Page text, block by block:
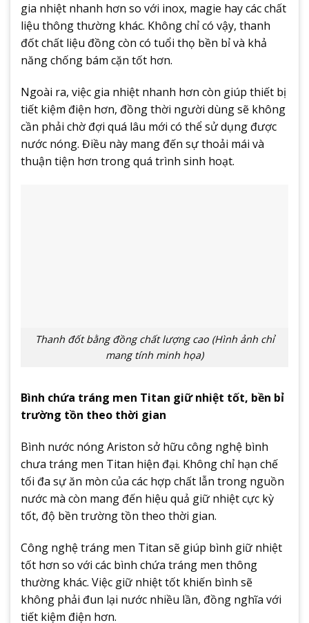
gia nhiệt nhanh hơn so với inox, magie hay các chất
liệu thông thường khác. Không chỉ có vậy, thanh
đốt chất liệu đồng còn có tuổi thọ bền bỉ và khả
năng chống bám cặn tốt hơn.
Ngoài ra, việc gia nhiệt nhanh hơn còn giúp thiết bị
tiết kiệm điện hơn, đồng thời người dùng sẽ không
cần phải chờ đợi quá lâu mới có thể sử dụng được
nước nóng. Điều này mang đến sự thoải mái và
thuận tiện hơn trong quá trình sinh hoạt.
Thanh đốt bằng đồng chất lượng cao (Hình ảnh chỉ
mang tính minh họa)
Bình chứa tráng men Titan giữ nhiệt tốt, bền bỉ
trường tồn theo thời gian
Bình nước nóng Ariston sở hữu công nghệ bình
chưa tráng men Titan hiện đại. Không chỉ hạn chế
tối đa sự ăn mòn của các hợp chất lẫn trong nguồn
nước mà còn mang đến hiệu quả giữ nhiệt cực kỳ
tốt, độ bền trường tồn theo thời gian.
Công nghệ tráng men Titan sẽ giúp bình giữ nhiệt
tốt hơn so với các bình chứa tráng men thông
thường khác. Việc giữ nhiệt tốt khiến bình sẽ
không phải đun lại nước nhiều lần, đồng nghĩa với
tiết kiệm điện hơn.